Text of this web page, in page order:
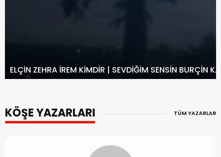
ELÇIN ZEHRA İREM KIMDIR | SEVDIĞIM SENSIN BURÇIN
KÖŞE YAZARLARI TÜM YAZARLAR